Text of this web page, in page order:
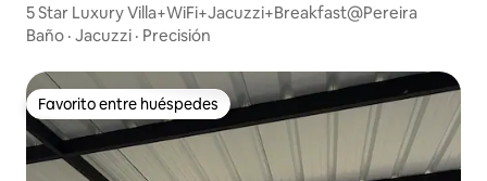
5 Star Luxury Villa+WiFi+Jacuzzi+Breakfast@Pereira
Baño · Jacuzzi · Precisión
Favorito entre huéspedes
Favorito entre huéspedes